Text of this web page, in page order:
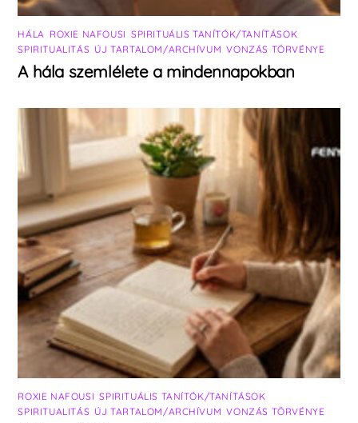
HÁLA ROXIE NAFOUSI SPIRITUÁLIS TANÍTÓK/TANÍTÁSOK
SPIRITUALITÁS ÚJ TARTALOM/ARCHÍVUM ,VONZÁS TÖRVÉNYE
A hála szemlélete a mindennapokban
ROXIE NAFOUSI ,SPIRITUÁLIS TANÍTÓK/TANÍTÁSOK
SPIRITUALITÁS ÚJ TARTALOM/ARCHÍVUM ,VONZÁS TÖRVÉNYE